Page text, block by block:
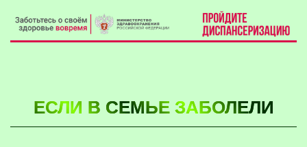
ЕСЛИ В СЕМЬЕ ЗАБОЛЕЛИ